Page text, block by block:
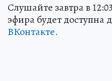
Слушайте завтра в
эфира будет доступна
ВКонтакте.